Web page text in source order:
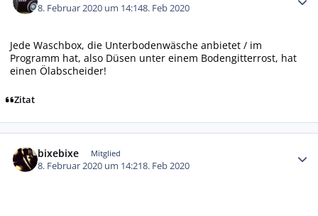
8. Februar 2020 um 14:148. Feb 2020
Jede Waschbox, die Unterbodenwäsche anbietet / im
Programm hat, also Düsen unter einem Bodengitterrost, hat
einen Ölabscheider!
Zitat
bixebixe Mitglied
8. Februar 2020 um 14:218. Feb 2020